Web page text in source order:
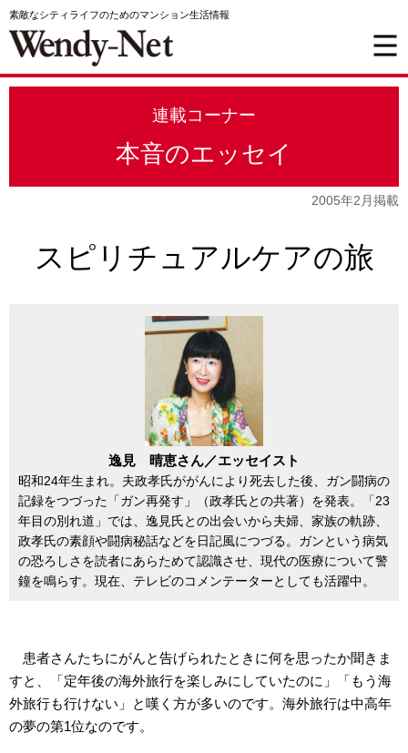
素敵なシティライフのためのマンション生活情報
連載コーナー
本音のエッセイ
2005年2月掲載
スピリチュアルケアの旅
逸見 晴恵さん／エッセイスト
昭和24年生まれ。夫政孝氏ががんにより死去した後、ガン闘病の
記録をつづった「ガン再発す」（政孝氏との共著）を発表。「23
年目の別れ道」では、逸見氏との出会いから夫婦、家族の軌跡、
政孝氏の素顔や闘病秘話などを日記風につづる。ガンという病気
の恐ろしさを読者にあらためて認識させ、現代の医療について警
鐘を鳴らす。現在、テレビのコメンテーターとしても活躍中。
患者さんたちにがんと告げられたときに何を思ったか聞きま
すと、「定年後の海外旅行を楽しみにしていたのに」「もう海
外旅行も行けない」と嘆く方が多いのです。海外旅行は中高年
の夢の第1位なのです。